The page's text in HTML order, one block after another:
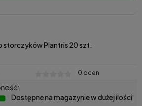
storczyków Plantris 20 szt.
0 ocen
Dostępne na magazynie w dużej ilości